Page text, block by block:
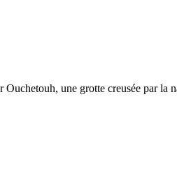
une grotte creusée par la